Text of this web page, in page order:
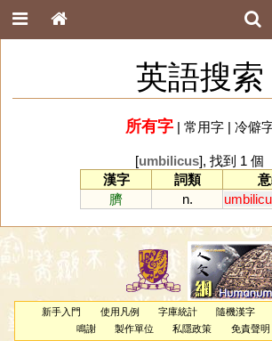
英語搜索
所有字| 常用字| 冷僻
[umbilicus], 找到 1 個
漢字
詞類
臍
n.
新手入門 使用凡例 字庫統計 隨機漢字
鳴謝
製作單位 私隱政策 免責聲明